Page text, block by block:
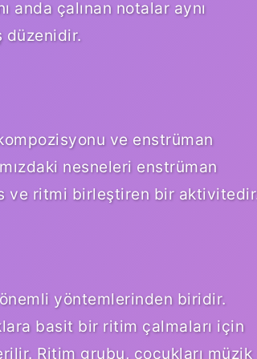
anda çalınan notalar aynı
düzenidir.
ve enstrüman
nesneleri enstrüman
ve ritmi birleştiren bir
yöntemlerinden biridir.
basit bir ritim çalmaları için
Ritim grubu, çocukları müzik